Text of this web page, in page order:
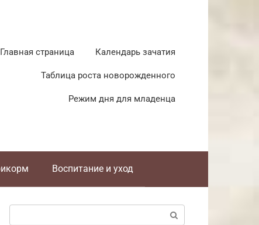
Главная страница Календарь зачатия
Таблица роста новорожденного
Режим дня для младенца
Воспитание и уход